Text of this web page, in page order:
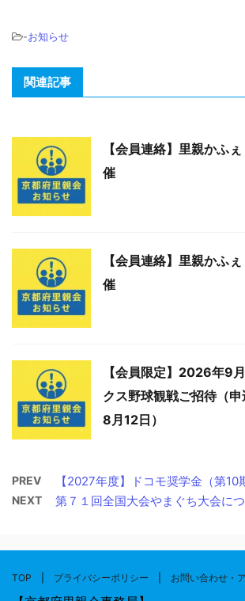
-お知らせ
関連記事
【会員連絡】里親かふ
催
【会員連絡】里親かふ
催
【会員限定】2026年9
クス野球観戦ご招待（
8月12日）
PREV 【2027年度】ドコモ奨学金（第10
NEXT 第７１回全国大会やまぐち大会に
TOP プライバシーポリシー お問い合わせ・